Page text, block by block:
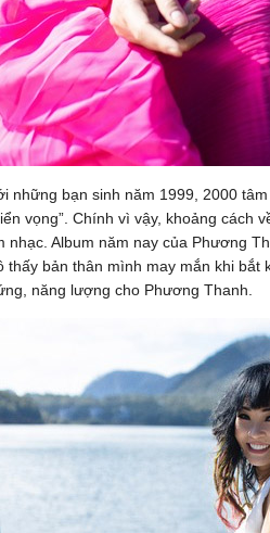
những bạn sinh năm 1999, 2000
vọng”. Chính vì vậy, khoảng cách
nhạc. Album năm nay của Phương
thấy bản thân mình may mắn khi
năng lượng cho Phương Thanh.